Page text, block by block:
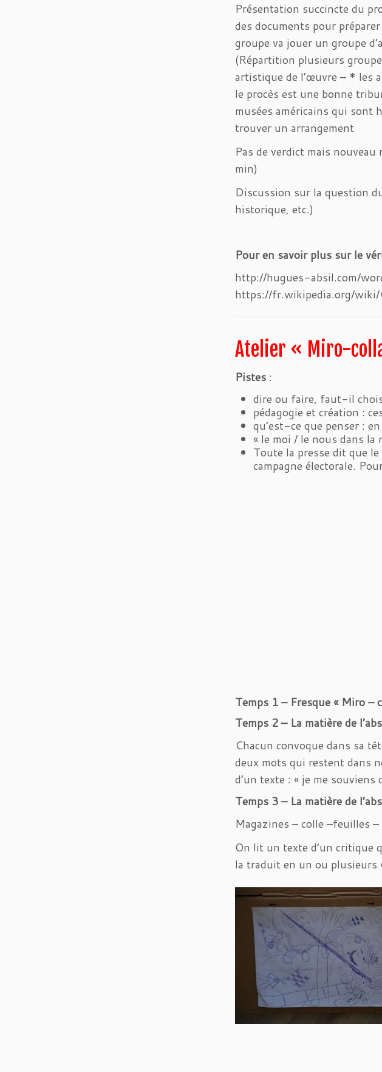
Présentation succincte du
des documents pour
groupe va jouer un groupe
(Répartition plusieurs
artistique de l’œuvre – * les
le procès est une bonne
musées américains qui
trouver un arrangement
Pas de verdict mais
min)
Discussion sur la question
historique, etc.)
Pour en savoir plus sur le
http://hugues-absil.com/
https://fr.wikipedia.org/wiki/
Atelier « Miro-
Pistes :
dire ou faire, faut-il
pédagogie et création :
qu’est-ce que penser :
« le moi / le nous dans la
Toute la presse dit que
campagne électorale.
Temps 1 – Fresque « Miro –
Temps 2 – La matière de
Chacun convoque dans sa
deux mots qui restent dans
d’un texte : « je me
Temps 3 – La matière de
Magazines – colle –feuilles –
On lit un texte d’un critique
la traduit en un ou plusieurs